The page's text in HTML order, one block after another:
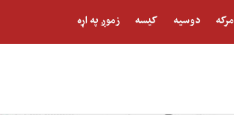
مرکه دوسیه کیسه زموږ په اړه